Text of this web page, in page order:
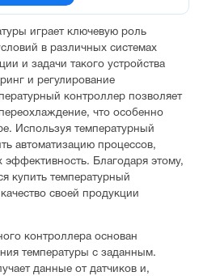
играет ключевую роль
в различных системах
и задачи такого устройства
и регулирование
контроллер позволяет
что особенно
Используя температурный
автоматизацию процессов,
эффективность. Благодаря этому,
купить температурный
своей продукции
контроллера основан
температуры с заданным.
данные от датчиков и,